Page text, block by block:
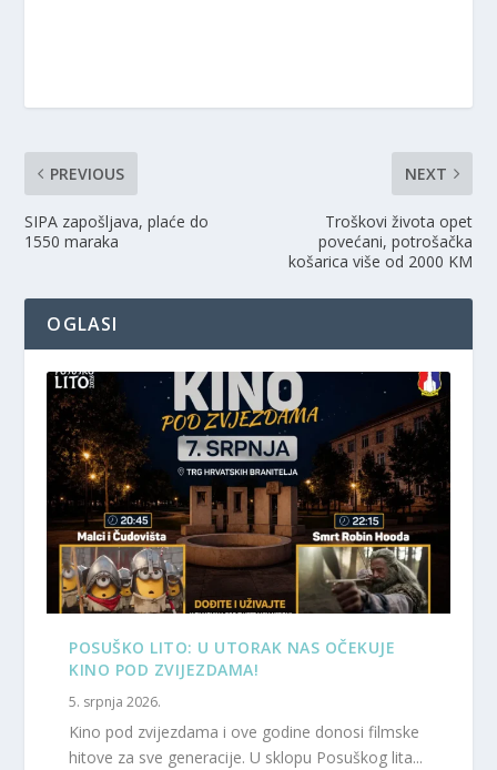
PREVIOUS
SIPA zapošljava, plaće do
1550 maraka
NEXT
Troškovi života opet
povećani, potrošačka
košarica više od 2000 KM
OGLASI
POSUŠKO LITO: U UTORAK NAS OČEKUJE
KINO POD ZVIJEZDAMA!
5. srpnja 2026.
Kino pod zvijezdama i ove godine donosi filmske
hitove za sve generacije. U sklopu Posuškog lita...